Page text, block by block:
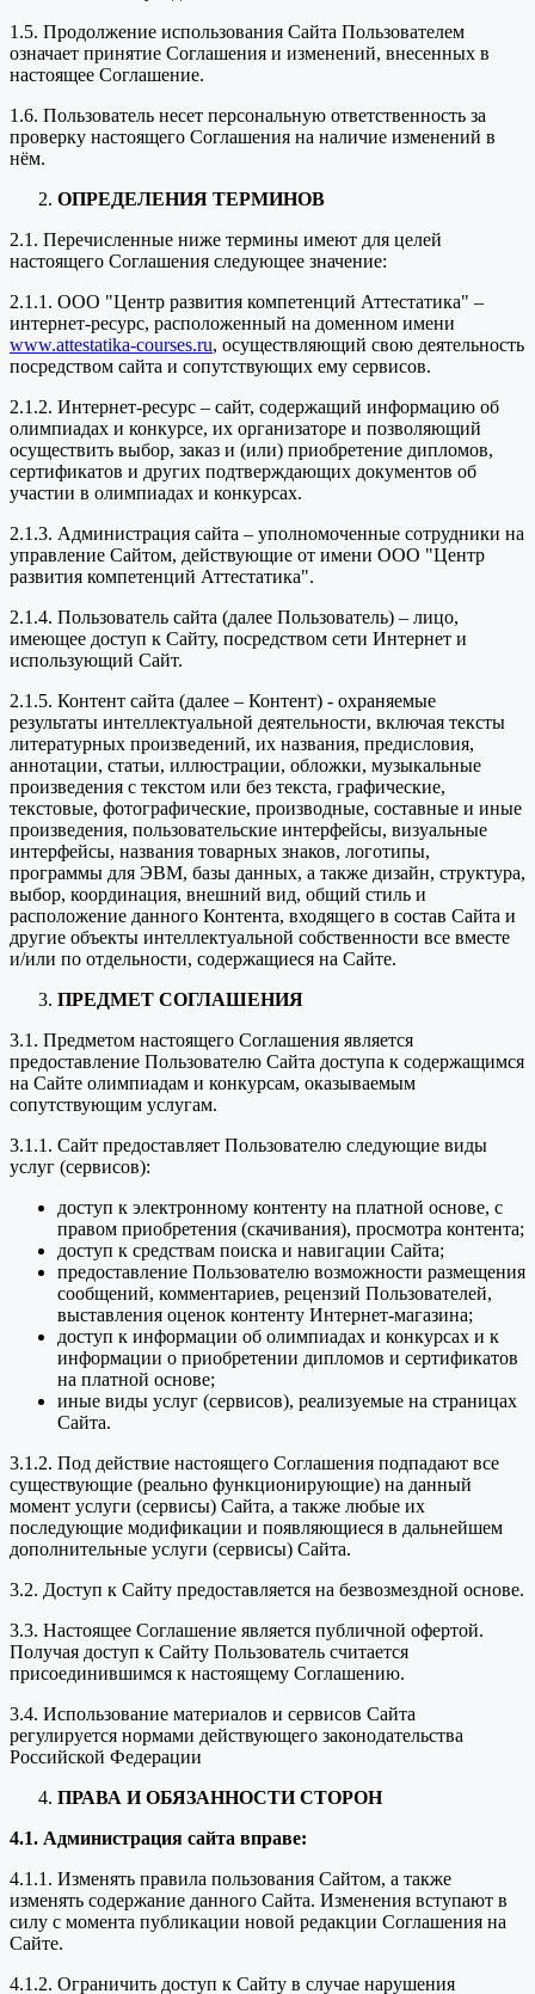
1.5. Продолжение использования Сайта Пользователем
означает принятие Соглашения и изменений, внесенных в
настоящее Соглашение.
1.6. Пользователь несет персональную ответственность за
проверку настоящего Соглашения на наличие изменений в
нём.
ОПРЕДЕЛЕНИЯ ТЕРМИНОВ
2.1. Перечисленные ниже термины имеют для целей
настоящего Соглашения следующее значение:
2.1.1. ООО "Центр развития компетенций Аттестатика" –
интернет-ресурс, расположенный на доменном имени
www.attestatika-courses.ru, осуществляющий свою деятельность
посредством сайта и сопутствующих ему сервисов.
2.1.2. Интернет-ресурс – сайт, содержащий информацию об
олимпиадах и конкурсе, их организаторе и позволяющий
осуществить выбор, заказ и (или) приобретение дипломов,
сертификатов и других подтверждающих документов об
участии в олимпиадах и конкурсах.
2.1.3. Администрация сайта – уполномоченные сотрудники на
управление Сайтом, действующие от имени ООО "Центр
развития компетенций Аттестатика".
2.1.4. Пользователь сайта (далее Пользователь) – лицо,
имеющее доступ к Сайту, посредством сети Интернет и
использующий Сайт.
2.1.5. Контент сайта (далее – Контент) - охраняемые
результаты интеллектуальной деятельности, включая тексты
литературных произведений, их названия, предисловия,
аннотации, статьи, иллюстрации, обложки, музыкальные
произведения с текстом или без текста, графические,
текстовые, фотографические, производные, составные и иные
произведения, пользовательские интерфейсы, визуальные
интерфейсы, названия товарных знаков, логотипы,
программы для ЭВМ, базы данных, а также дизайн, структура,
выбор, координация, внешний вид, общий стиль и
расположение данного Контента, входящего в состав Сайта и
другие объекты интеллектуальной собственности все вместе
и/или по отдельности, содержащиеся на Сайте.
ПРЕДМЕТ СОГЛАШЕНИЯ
3.1. Предметом настоящего Соглашения является
предоставление Пользователю Сайта доступа к содержащимся
на Сайте олимпиадам и конкурсам, оказываемым
сопутствующим услугам.
3.1.1. Сайт предоставляет Пользователю следующие виды
услуг (сервисов):
доступ к электронному контенту на платной основе, с
правом приобретения (скачивания), просмотра контента;
доступ к средствам поиска и навигации Сайта;
предоставление Пользователю возможности размещения
сообщений, комментариев, рецензий Пользователей,
выставления оценок контенту Интернет-магазина;
доступ к информации об олимпиадах и конкурсах и к
информации о приобретении дипломов и сертификатов
на платной основе;
иные виды услуг (сервисов), реализуемые на страницах
Сайта.
3.1.2. Под действие настоящего Соглашения подпадают все
существующие (реально функционирующие) на данный
момент услуги (сервисы) Сайта, а также любые их
последующие модификации и появляющиеся в дальнейшем
дополнительные услуги (сервисы) Сайта.
3.2. Доступ к Сайту предоставляется на безвозмездной основе.
3.3. Настоящее Соглашение является публичной офертой.
Получая доступ к Сайту Пользователь считается
присоединившимся к настоящему Соглашению.
3.4. Использование материалов и сервисов Сайта
регулируется нормами действующего законодательства
Российской Федерации
ПРАВА И ОБЯЗАННОСТИ СТОРОН
4.1. Администрация сайта вправе:
4.1.1. Изменять правила пользования Сайтом, а также
изменять содержание данного Сайта. Изменения вступают в
силу с момента публикации новой редакции Соглашения на
Сайте.
4.1.2. Ограничить доступ к Сайту в случае нарушения